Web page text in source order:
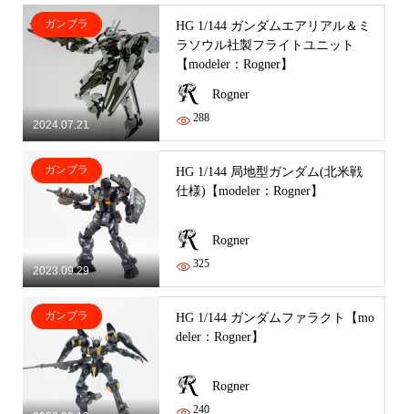
2024.07.21
ガンプラ
HG 1/144 ガンダムエアリアル＆ミ
ラソウル社製フライトユニット
【modeler：Rogner】
Rogner
288
2023.09.29
ガンプラ
HG 1/144 局地型ガンダム(北米戦
仕様)【modeler：Rogner】
Rogner
325
ガンプラ
HG 1/144 ガンダムファラクト【mo
deler：Rogner】
Rogner
240